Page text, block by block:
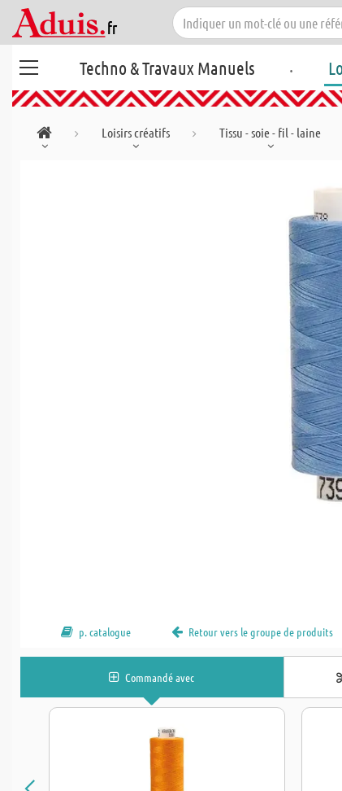
Techno & Travaux Manuels .
Loisirs créatifs Tissu - soie - fil - laine
p. catalogue Retour vers le groupe de produits
Commandé avec